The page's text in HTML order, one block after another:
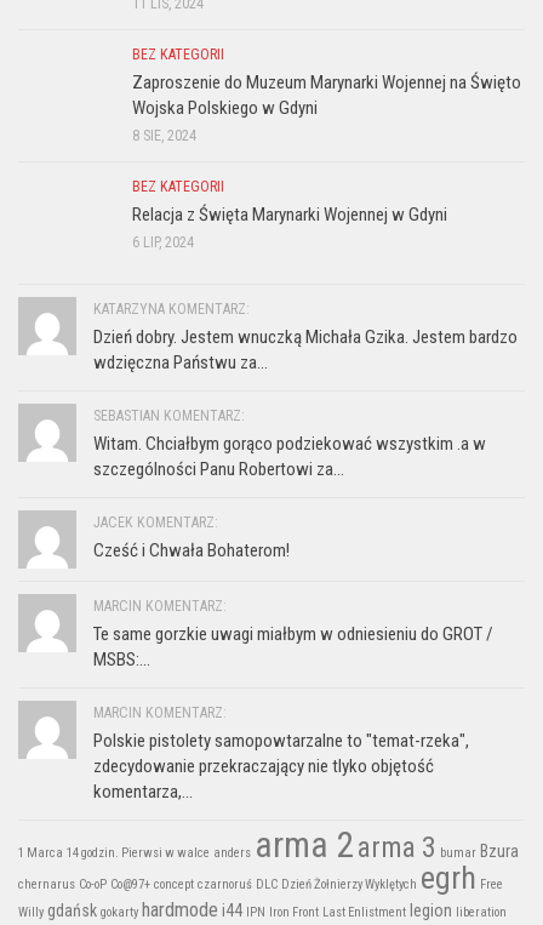
11 LIS, 2024
BEZ KATEGORII
Zaproszenie do Muzeum Marynarki Wojennej na Święto
Wojska Polskiego w Gdyni
8 SIE, 2024
BEZ KATEGORII
Relacja z Święta Marynarki Wojennej w Gdyni
6 LIP, 2024
KATARZYNA KOMENTARZ:
Dzień dobry. Jestem wnuczką Michała Gzika. Jestem bardzo
wdzięczna Państwu za...
SEBASTIAN KOMENTARZ:
Witam. Chciałbym gorąco podziekować wszystkim .a w
szczególności Panu Robertowi za...
JACEK KOMENTARZ:
Cześć i Chwała Bohaterom!
MARCIN KOMENTARZ:
Te same gorzkie uwagi miałbym w odniesieniu do GROT /
MSBS:...
MARCIN KOMENTARZ:
Polskie pistolety samopowtarzalne to "temat-rzeka",
zdecydowanie przekraczający nie tlyko objętość
komentarza,...
1 Marca 14 godzin. Pierwsi w walce anders arma 2arma 3 bumar Bzura
chernarus Co-oP Co@97+ concept czarnoruś DLC Dzień Żołnierzy Wyklętych egrh Free
Willy gdańsk gokarty hardmode i44 IPN Iron Front Last Enlistment legion
liberation